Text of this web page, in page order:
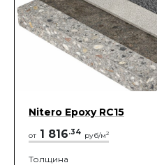
Nitero Epoxy RС15
от 1 816.34 руб/м2
Толщина